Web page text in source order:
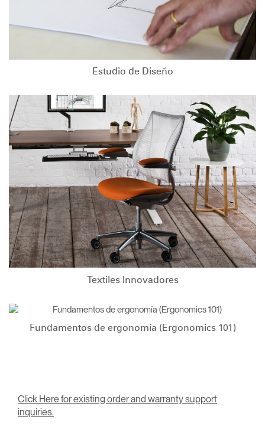
Estudio de Diseño
Textiles Innovadores
Fundamentos de ergonomía (Ergonomics 101)
Click Here for existing order and warranty support
inquiries.